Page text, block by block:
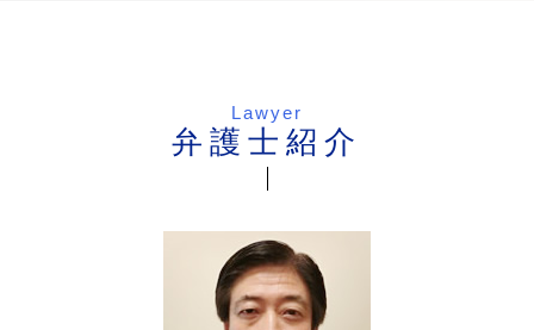
Lawyer
弁護士紹介